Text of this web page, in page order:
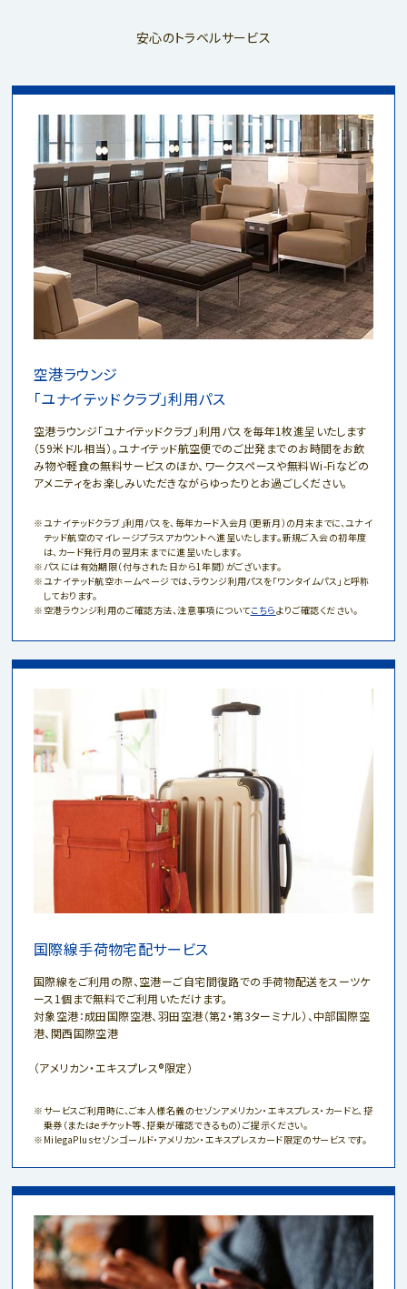
安心のトラベルサービス
空港ラウンジ
「ユナイテッドクラブ」利用パス
空港ラウンジ「ユナイテッドクラブ」利用パスを毎年1枚進呈いたします
（59米ドル相当）。ユナイテッド航空便でのご出発までのお時間をお飲
み物や軽食の無料サービスのほか、ワークスペースや無料Wi-Fiなどの
アメニティをお楽しみいただきながらゆったりとお過ごしください。
ユナイテッドクラブ」利用パスを、毎年カード入会月（更新月）の月末までに、ユナイ
テッド航空のマイレージプラスアカウントへ進呈いたします。新規ご入会の初年度
は、カード発行月の翌月末までに進呈いたします。
パスには有効期限（付与された日から1年間）がございます。
ユナイテッド航空ホームページでは、ラウンジ利用パスを「ワンタイムパス」と呼称
しております。
空港ラウンジ利用のご確認方法、注意事項についてこちらよりご確認ください。
国際線手荷物宅配サービス
国際線をご利用の際、空港ーご自宅間復路での手荷物配送をスーツケ
ース1個まで無料でご利用いただけます。
対象空港：成田国際空港、羽田空港（第2・第3ターミナル）、中部国際空
港、関西国際空港
（アメリカン・エキスプレス®限定）
サービスご利用時に、ご本人様名義のセゾンアメリカン・エキスプレス・カードと、搭
乗券（またはeチケット等、搭乗が確認できるもの）ご提示ください。
MilegaPlusセゾンゴールド・アメリカン・エキスプレスカード限定のサービスです。